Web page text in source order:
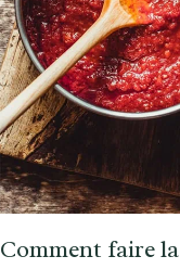
Comment faire